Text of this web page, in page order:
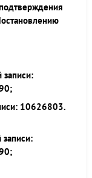
записи:
10626803.